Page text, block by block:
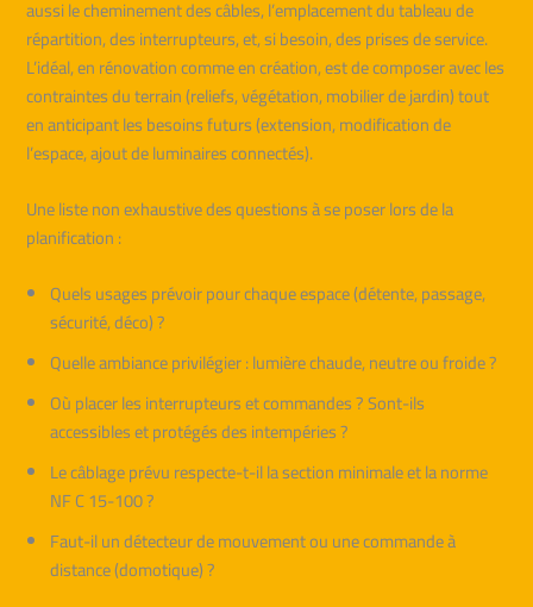
aussi le cheminement des câbles, l’emplacement du tableau de
répartition, des interrupteurs, et, si besoin, des prises de service.
L’idéal, en rénovation comme en création, est de composer avec les
contraintes du terrain (reliefs, végétation, mobilier de jardin) tout
en anticipant les besoins futurs (extension, modification de
l’espace, ajout de luminaires connectés).
Une liste non exhaustive des questions à se poser lors de la
planification :
Quels usages prévoir pour chaque espace (détente, passage,
sécurité, déco) ?
Quelle ambiance privilégier : lumière chaude, neutre ou froide ?
Où placer les interrupteurs et commandes ? Sont-ils
accessibles et protégés des intempéries ?
Le câblage prévu respecte-t-il la section minimale et la norme
NF C 15-100 ?
Faut-il un détecteur de mouvement ou une commande à
distance (domotique) ?